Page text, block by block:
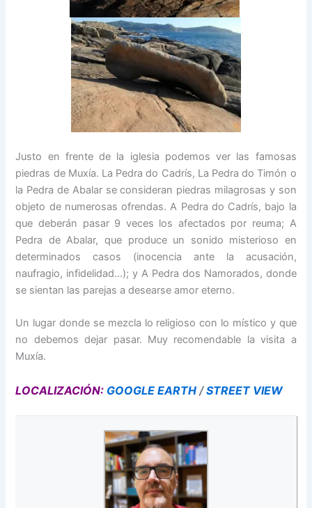
Justo en frente de la iglesia podemos ver las famosas
piedras de Muxía. La Pedra do Cadrís, La Pedra do Timón o
la Pedra de Abalar se consideran piedras milagrosas y son
objeto de numerosas ofrendas. A Pedra do Cadrís, bajo la
que deberán pasar 9 veces los afectados por reuma; A
Pedra de Abalar, que produce un sonido misterioso en
determinados casos (inocencia ante la acusación,
naufragio, infidelidad…); y A Pedra dos Namorados, donde
se sientan las parejas a desearse amor eterno.
Un lugar donde se mezcla lo religioso con lo místico y que
no debemos dejar pasar. Muy recomendable la visita a
Muxía.
LOCALIZACIÓN: GOOGLE EARTH /STREET VIEW